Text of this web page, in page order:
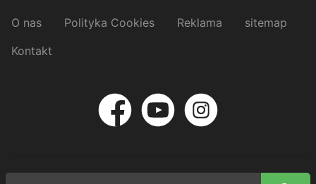
O nas Polityka Cookies Reklama
sitemap
Kontakt